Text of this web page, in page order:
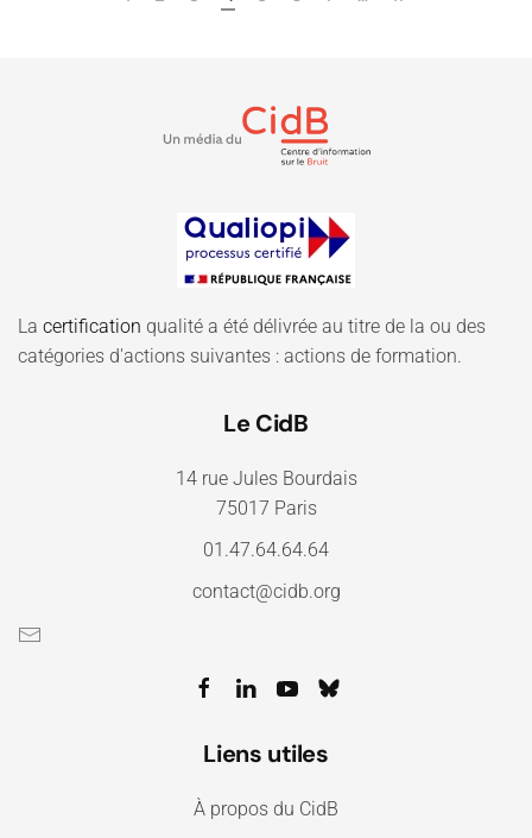
La certification qualité a été délivrée au titre de la ou des
catégories d'actions suivantes : actions de formation.
Le CidB
14 rue Jules Bourdais
75017 Paris
01.47.64.64.64
contact@cidb.org
Liens utiles
À propos du CidB